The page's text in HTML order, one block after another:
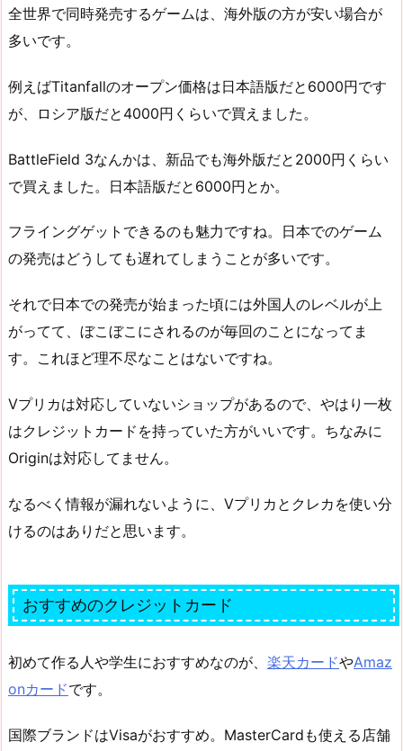
全世界で同時発売するゲームは、海外版の方が安い場合が
多いです。
例えばTitanfallのオープン価格は日本語版だと6000円です
が、ロシア版だと4000円くらいで買えました。
BattleField 3なんかは、新品でも海外版だと2000円くらい
で買えました。日本語版だと6000円とか。
フライングゲットできるのも魅力ですね。日本でのゲーム
の発売はどうしても遅れてしまうことが多いです。
それで日本での発売が始まった頃には外国人のレベルが上
がってて、ぼこぼこにされるのが毎回のことになってま
す。これほど理不尽なことはないですね。
Vプリカは対応していないショップがあるので、やはり一枚
はクレジットカードを持っていた方がいいです。ちなみに
Originは対応してません。
なるべく情報が漏れないように、Vプリカとクレカを使い分
けるのはありだと思います。
おすすめのクレジットカード
初めて作る人や学生におすすめなのが、 楽天カードやAmaz
onカードです。
国際ブランドはVisaがおすすめ。MasterCardも使える店舗